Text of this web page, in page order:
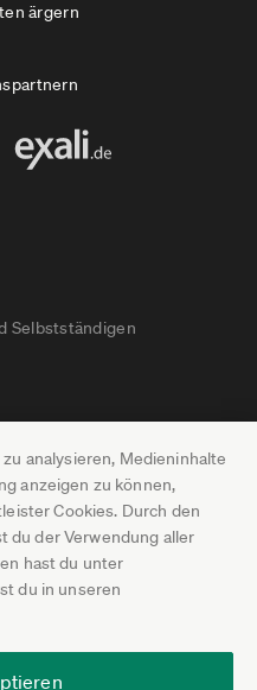
analysieren, Medieninhalte
anzeigen zu können,
Cookies. Durch den
du der Verwendung aller
hast du unter
du in unseren
ärgern
Selbstständigen